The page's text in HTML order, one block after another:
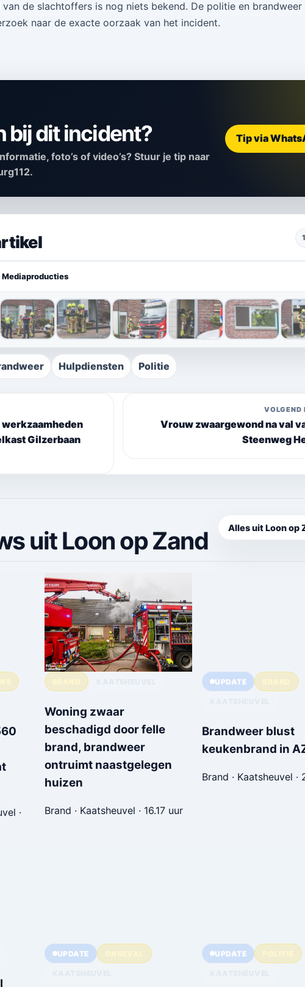
de slachtoffers is nog niets bekend. De politie en brandweer
naar de exacte oorzaak van het incident.
bij dit incident?
foto’s of video’s? Stuur je tip naar
Tip via
Mediaproducties
Hulpdiensten Politie
werkzaamheden
Gilzerbaan
VOLGEND
Vrouw zwaargewond na val
Steenweg
uit Loon op Zand Alles uit Loon op
·
Woning zwaar
beschadigd door felle
brand, brandweer
ontruimt naastgelegen
huizen
Brand · Kaatsheuvel · 16.17 uur
UPDATE
Brandweer blust
keukenbrand in
Brand · Kaatsheuvel ·
UPDATE UPDATE